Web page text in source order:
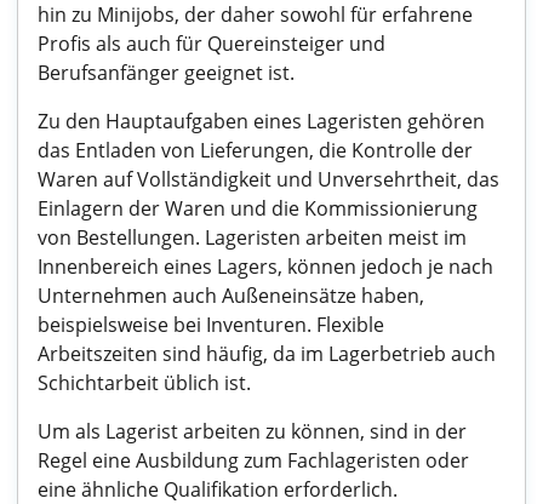
hin zu Minijobs, der daher sowohl für erfahrene
Profis als auch für Quereinsteiger und
Berufsanfänger geeignet ist.
Zu den Hauptaufgaben eines Lageristen gehören
das Entladen von Lieferungen, die Kontrolle der
Waren auf Vollständigkeit und Unversehrtheit, das
Einlagern der Waren und die Kommissionierung
von Bestellungen. Lageristen arbeiten meist im
Innenbereich eines Lagers, können jedoch je nach
Unternehmen auch Außeneinsätze haben,
beispielsweise bei Inventuren. Flexible
Arbeitszeiten sind häufig, da im Lagerbetrieb auch
Schichtarbeit üblich ist.
Um als Lagerist arbeiten zu können, sind in der
Regel eine Ausbildung zum Fachlageristen oder
eine ähnliche Qualifikation erforderlich.